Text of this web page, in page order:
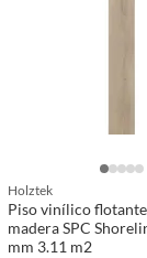
Holztek
Piso vinílico
madera SPC
mm 3.11 m2